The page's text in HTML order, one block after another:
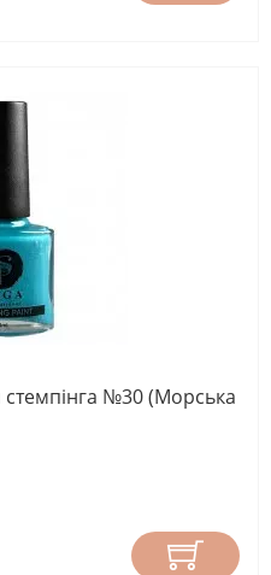
№30 (Морська